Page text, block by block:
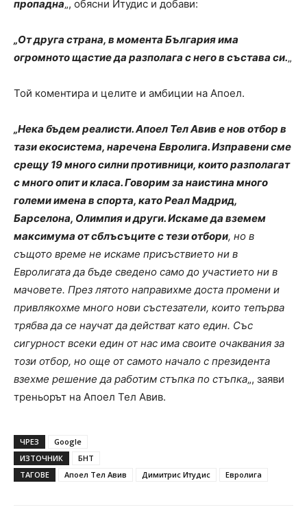
пропадна„, обясни Итудис и добави:
„От друга страна, в момента България има
огромното щастие да разполага с него в състава си.„
Той коментира и целите и амбиции на Апоел.
„Нека бъдем реалисти. Апоел Тел Авив е нов отбор в
тази екосистема, наречена Евролига. Изправени сме
срещу 19 много силни противници, които разполагат
с много опит и класа. Говорим за наистина много
големи имена в спорта, като Реал Мадрид,
Барселона, Олимпия и други. Искаме да вземем
максимума от сблъсъците с тези отбори, но в
същото време не искаме присъствието ни в
Евролигата да бъде сведено само до участието ни в
мачовете. През лятото направихме доста промени и
привлякохме много нови състезатели, които тепърва
трябва да се научат да действат като един. Със
сигурност всеки един от нас има своите очаквания за
този отбор, но още от самото начало с президента
взехме решение да работим стъпка по стъпка„, заяви
треньорът на Апоел Тел Авив.
ЧРЕЗ
Google
ИЗТОЧНИК
БНТ
ТАГОВЕ
Апоел Тел Авив Димитрис Итудис Евролига